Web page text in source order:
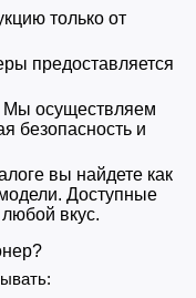
только от
предоставляется
Мы осуществляем
безопасность и
вы найдете как
Доступные
вкус.